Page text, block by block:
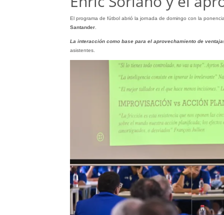
El programa de fútbol abrió la jornada de domingo con la
Santander.
La interacción como base para el aprovechamiento de
asistentes.